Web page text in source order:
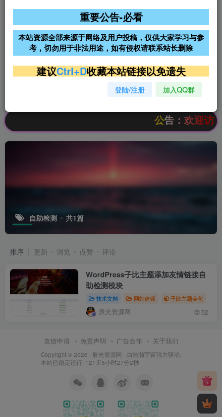
阿里云2核2G200M服务器68元/
年
雨云高防免备案服务器
超低价文字广告位招租 超低价文字广告位招租
超低价文字广告位招租
公告：欢迎访问
自助检测 共1篇
排序 更新 浏览 点赞 评论
WordPress子比主题添加友情链接自
助检测模块
技术文档 网站建设 子比主题美化
辰光资源网 52
友链申请 免责声明 广告合作 关于我们
Copyright © 2026 · 辰光资源网 · 由浩瀚宇宙强力驱动.
本站已稳定运行: 121天5小时27分2秒
重要公告-必看
本站资源全部来源于网络及用户投稿，仅供大家学习与参
考，切勿用于非法用途，如有侵权请联系站长删除
建议Ctrl+D收藏本站链接以免遗失
登陆/注册 加入QQ群